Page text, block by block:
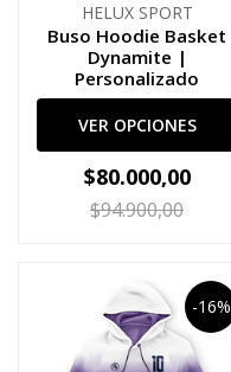
HELUX SPORT
Buso Hoodie Basket
Dynamite |
Personalizado
VER OPCIONES
$80.000,00
$94.900,00
-16%